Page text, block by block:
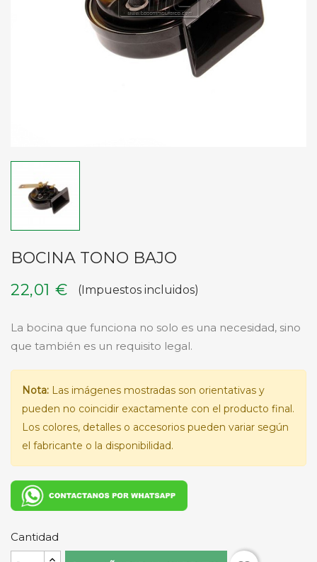
BOCINA TONO BAJO
22,01 €
(Impuestos incluidos)
La bocina que funciona no solo es una necesidad, sino
que también es un requisito legal.
Nota: Las imágenes mostradas son orientativas y
pueden no coincidir exactamente con el producto final.
Los colores, detalles o accesorios pueden variar según
el fabricante o la disponibilidad.
Cantidad